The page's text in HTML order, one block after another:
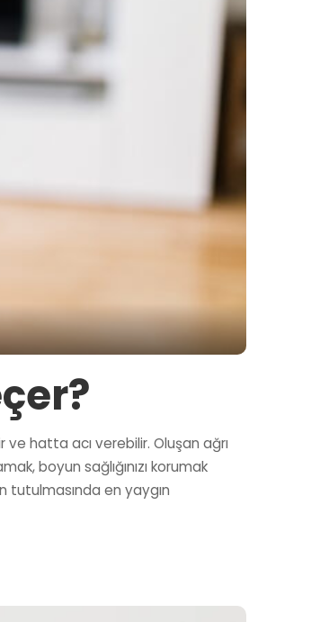
ve hatta acı verebilir. Oluşan ağrı
boyun sağlığınızı korumak
tutulmasında en yaygın